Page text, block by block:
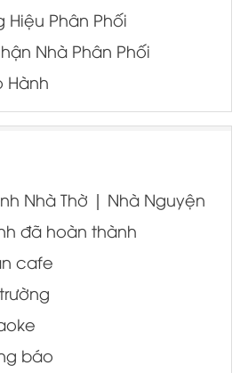
Hiệu Phân Phối
Nhà Phân Phối
Hành
Nhà Thờ | Nhà Nguyện
đã hoàn thành
cafe
báo